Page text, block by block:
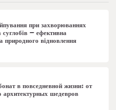
при захворюваннях
суглобів – ефективна
природного відновлення
в повседневной жизни: от
архитектурных шедевров